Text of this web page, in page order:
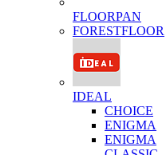
FLOORPAN
FORESTFLOOR
IDEAL
CHOICE
ENIGMA
ENIGMA